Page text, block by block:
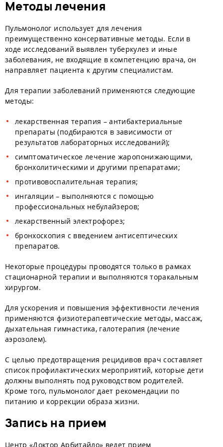
Методы лечения
Пульмонолог использует для лечения
преимущественно консервативные методы. Если в
ходе исследований выявлен туберкулез и иные
заболевания, не входящие в компетенцию врача, он
направляет пациента к другим специалистам.
Для терапии заболеваний применяются следующие
методы:
лекарственная терапия – антибактериальные
препараты (подбираются в зависимости от
результатов лабораторных исследований);
симптоматическое лечение жаропонижающими,
бронхолитическими и другими препаратами;
противовоспалительная терапия;
ингаляции – выполняются с помощью
профессиональных небулайзеров;
лекарственный электрофорез;
бронхоскопия с введением антисептических
препаратов.
Некоторые процедуры проводятся только в рамках
стационарной терапии и выполняются торакальным
хирургом.
Для ускорения и повышения эффективности лечения
применяются физиотерапевтические методы, массаж,
дыхательная гимнастика, галотерапия (лечение
аэрозолем).
С целью предотвращения рецидивов врач составляет
список профилактических мероприятий, которые дети
должны выполнять под руководством родителей.
Кроме того, пульмонолог дает рекомендации по
питанию и коррекции образа жизни.
Запись на прием
Центр «Доктор Арбитайло» ведет прием